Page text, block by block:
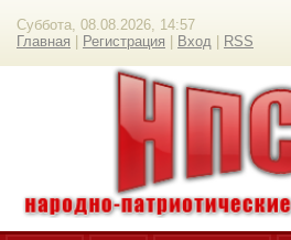
Суббота, 08.08.2026, 14:57
Главная
Регистрация Вход RSS